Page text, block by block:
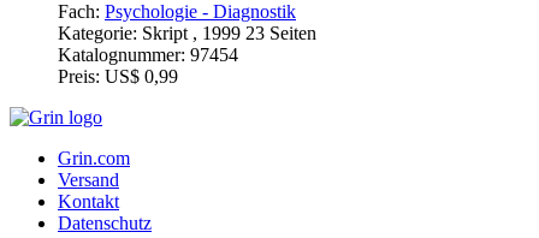
Fach: Psychologie - Diagnostik
Kategorie: Skript , 1999 23 Seiten
Katalognummer: 97454
Preis: US$ 0,99
Grin.com
Versand
Kontakt
Datenschutz